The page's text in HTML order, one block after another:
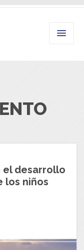
el desarrollo
los niños